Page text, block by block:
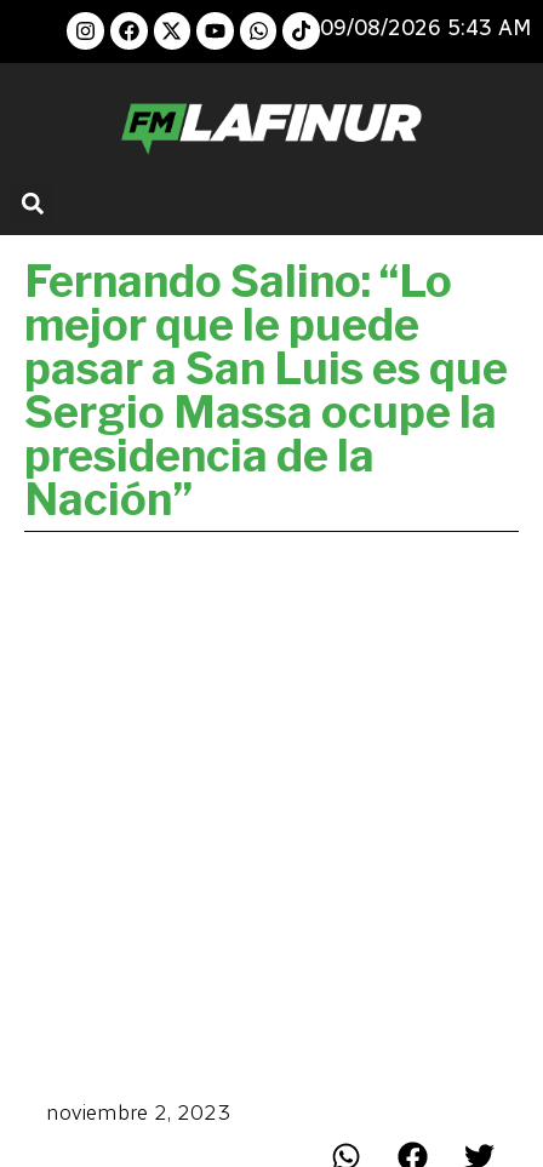
09/08/2026 5:43 AM
Fernando Salino: “Lo
mejor que le puede
pasar a San Luis es que
Sergio Massa ocupe la
presidencia de la
Nación”
noviembre 2, 2023